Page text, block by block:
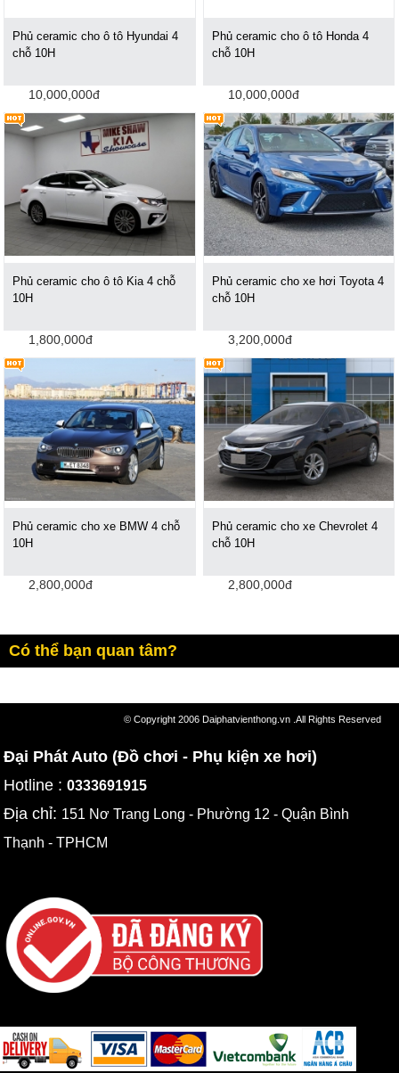
Phủ ceramic cho ô tô Hyundai 4
chỗ 10H
10,000,000đ
Phủ ceramic cho ô tô Honda 4
chỗ 10H
10,000,000đ
Phủ ceramic cho ô tô Kia 4 chỗ
10H
1,800,000đ
Phủ ceramic cho xe hơi Toyota 4
chỗ 10H
3,200,000đ
Phủ ceramic cho xe BMW 4 chỗ
10H
2,800,000đ
Phủ ceramic cho xe Chevrolet 4
chỗ 10H
2,800,000đ
Có thể bạn quan tâm?
© Copyright 2006 Daiphatvienthong.vn .All Rights Reserved
Đại Phát Auto (Đồ chơi - Phụ kiện xe hơi)
Hotline :0333691915
Địa chỉ: 151 Nơ Trang Long - Phường 12 - Quận Bình
Thạnh - TPHCM